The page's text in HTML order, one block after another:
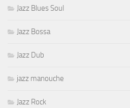
Jazz Blues Soul
Jazz Bossa
Jazz Dub
jazz manouche
Jazz Rock